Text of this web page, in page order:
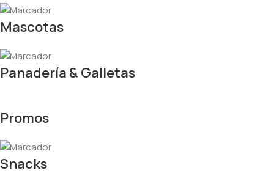
Mascotas
Panadería & Galletas
Promos
Snacks